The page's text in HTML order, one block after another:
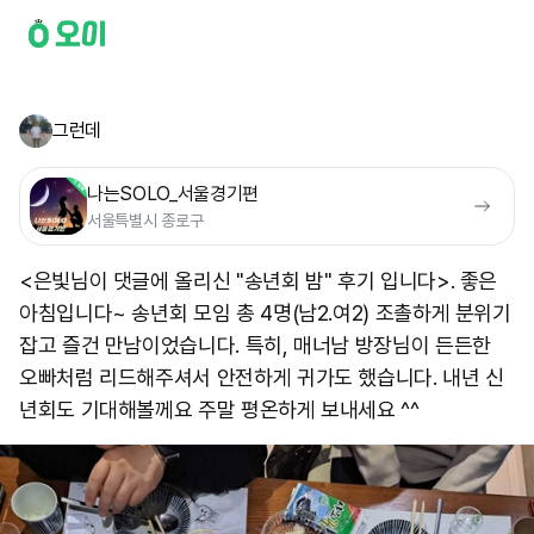
그런데
나는SOLO_서울경기편
서울특별시 종로구
<은빛님이 댓글에 올리신 "송년회 밤" 후기 입니다>. 좋은
아침입니다~ 송년회 모임 총 4명(남2.여2) 조촐하게 분위기
잡고 즐건 만남이었습니다. 특히, 매너남 방장님이 든든한
오빠처럼 리드해주셔서 안전하게 귀가도 했습니다. 내년 신
년회도 기대해볼께요 주말 평온하게 보내세요 ^^